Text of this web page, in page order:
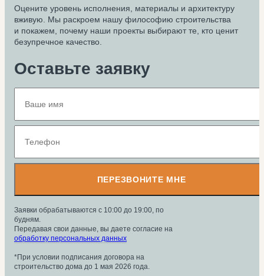
Оставьте заявку
ПЕРЕЗВОНИТЕ МНЕ
Заявки обрабатываются с 10:00 до 19:00, по
будням.
Передавая свои данные, вы даете согласие на
обработку персональных данных
*При условии подписания договора на
строительство дома до 1 мая 2026 года.
Оцените уровень исполнения, материалы и архитектуру
вживую. Мы раскроем нашу философию строительства
и покажем, почему наши проекты выбирают те, кто ценит
безупречное качество.